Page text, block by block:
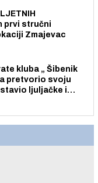
prvi stručni
Zmajevac
kluba „ Šibenik
pretvorio svoju
ljuljačke i